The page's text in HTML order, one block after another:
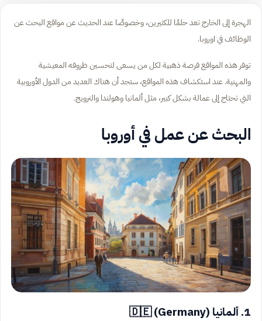
الهجرة إلى الخارج تعد حلمًا للكثيرين، وخصوصًا عند الحديث عن مواقع البحث عن
الوظائف في اوروبا.
توفر هذه المواقع فرصة ذهبية لكل من يسعى لتحسين ظروفه المعيشية
والمهنية. عند استكشاف هذه المواقع، ستجد أن هناك العديد من الدول الأوروبية
التي تحتاج إلى عمالة بشكل كبير، مثل ألمانيا وهولندا والنرويج.
البحث عن عمل في أوروبا
1. ألمانيا (Germany) 🇩🇪